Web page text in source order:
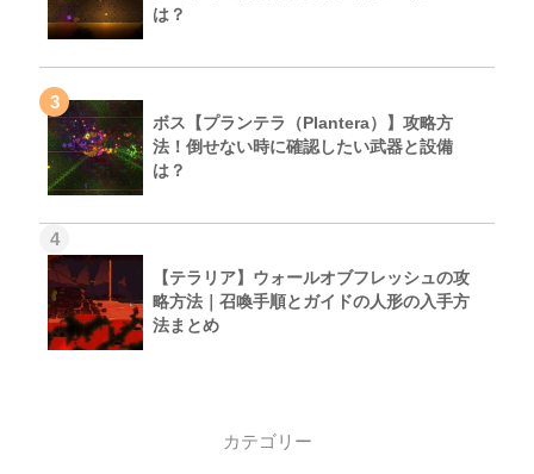
は？
3
ボス【プランテラ（Plantera）】攻略方
法！倒せない時に確認したい武器と設備
は？
4
【テラリア】ウォールオブフレッシュの攻
略方法｜召喚手順とガイドの人形の入手方
法まとめ
カテゴリー